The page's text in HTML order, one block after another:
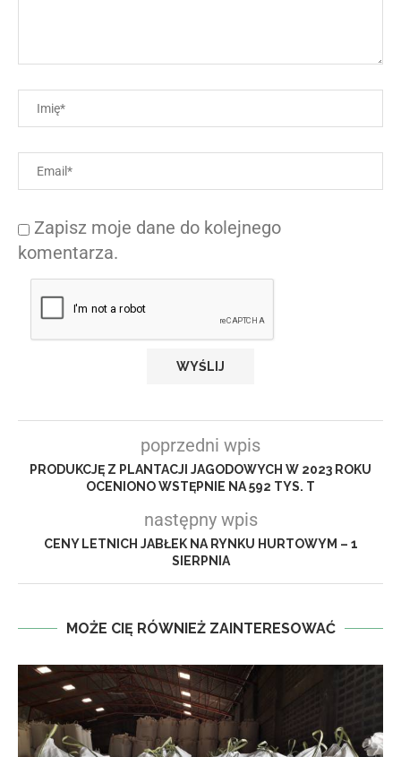
Zapisz moje dane do kolejnego
komentarza.
poprzedni wpis
PRODUKCJĘ Z PLANTACJI JAGODOWYCH W 2023 ROKU
OCENIONO WSTĘPNIE NA 592 TYS. T
następny wpis
CENY LETNICH JABŁEK NA RYNKU HURTOWYM – 1
SIERPNIA
MOŻE CIĘ RÓWNIEŻ ZAINTERESOWAĆ